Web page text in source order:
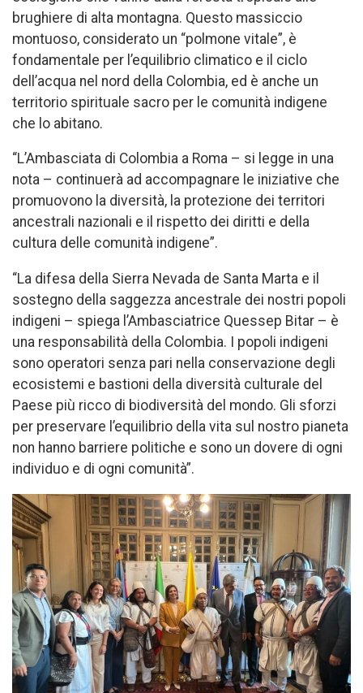
brughiere di alta montagna. Questo massiccio
montuoso, considerato un “polmone vitale”, è
fondamentale per l’equilibrio climatico e il ciclo
dell’acqua nel nord della Colombia, ed è anche un
territorio spirituale sacro per le comunità indigene
che lo abitano.
“L’Ambasciata di Colombia a Roma – si legge in una
nota – continuerà ad accompagnare le iniziative che
promuovono la diversità, la protezione dei territori
ancestrali nazionali e il rispetto dei diritti e della
cultura delle comunità indigene”.
“La difesa della Sierra Nevada de Santa Marta e il
sostegno della saggezza ancestrale dei nostri popoli
indigeni – spiega l’Ambasciatrice Quessep Bitar – è
una responsabilità della Colombia. I popoli indigeni
sono operatori senza pari nella conservazione degli
ecosistemi e bastioni della diversità culturale del
Paese più ricco di biodiversità del mondo. Gli sforzi
per preservare l’equilibrio della vita sul nostro pianeta
non hanno barriere politiche e sono un dovere di ogni
individuo e di ogni comunità”.